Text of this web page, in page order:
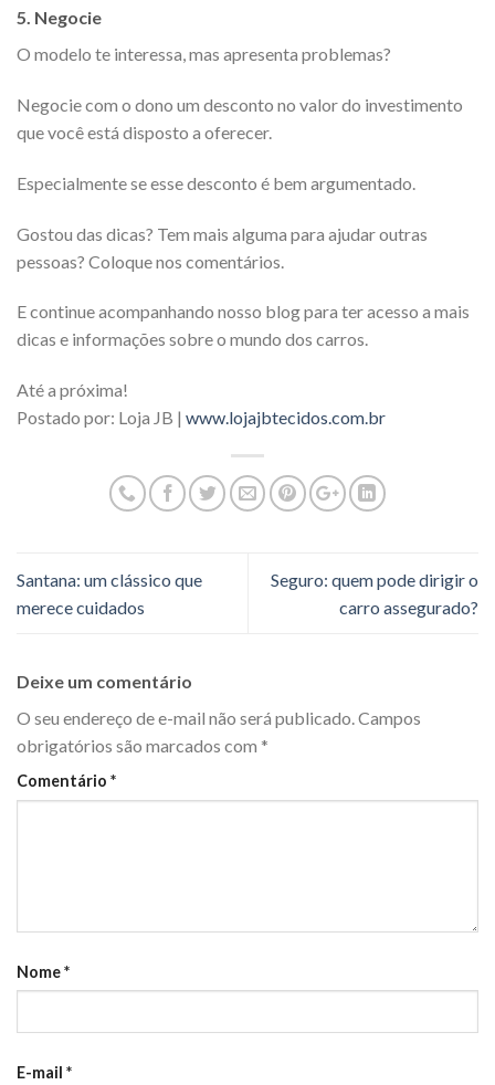
5. Negocie
O modelo te interessa, mas apresenta problemas?
Negocie com o dono um desconto no valor do investimento
que você está disposto a oferecer.
Especialmente se esse desconto é bem argumentado.
Gostou das dicas? Tem mais alguma para ajudar outras
pessoas? Coloque nos comentários.
E continue acompanhando nosso blog para ter acesso a mais
dicas e informações sobre o mundo dos carros.
Até a próxima!
Postado por: Loja JB | www.lojajbtecidos.com.br
Santana: um clássico que
merece cuidados
Seguro: quem pode dirigir o
carro assegurado?
Deixe um comentário
O seu endereço de e-mail não será publicado.Campos
obrigatórios são marcados com *
Comentário *
Nome*
E-mail *